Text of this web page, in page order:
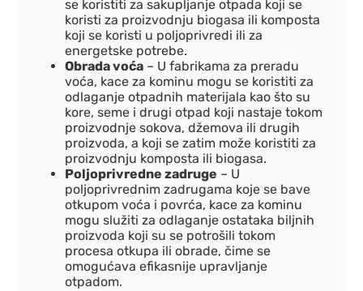
se koristiti za sakupljanje otpada koji se
koristi za proizvodnju biogasa ili komposta
koji se koristi u poljoprivredi ili za
energetske potrebe.
Obrada voća – U fabrikama za preradu
voća, kace za kominu mogu se koristiti za
odlaganje otpadnih materijala kao što su
kore, seme i drugi otpad koji nastaje tokom
proizvodnje sokova, džemova ili drugih
proizvoda, a koji se zatim može koristiti za
proizvodnju komposta ili biogasa.
Poljoprivredne zadruge – U
poljoprivrednim zadrugama koje se bave
otkupom voća i povrća, kace za kominu
mogu služiti za odlaganje ostataka biljnih
proizvoda koji su se potrošili tokom
procesa otkupa ili obrade, čime se
omogućava efikasnije upravljanje
otpadom.